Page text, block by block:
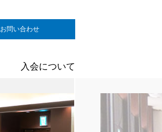
お問い合わせ
入会について